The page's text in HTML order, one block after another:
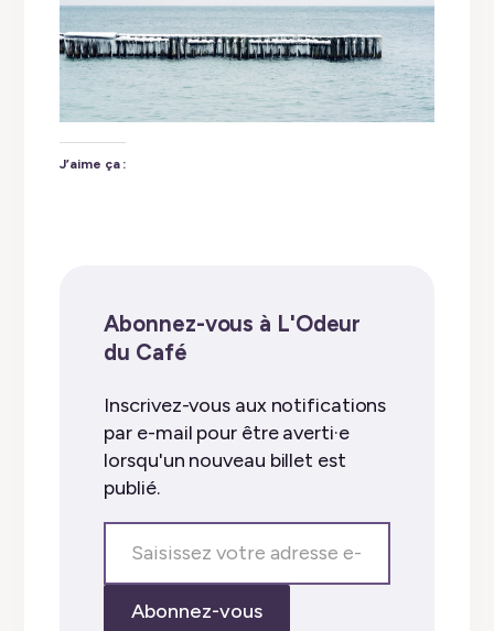
J’aime ça :
Abonnez-vous à L'Odeur
du Café
Inscrivez-vous aux notifications
par e-mail pour être averti·e
lorsqu'un nouveau billet est
publié.
votre
adresse
Abonnez-vous